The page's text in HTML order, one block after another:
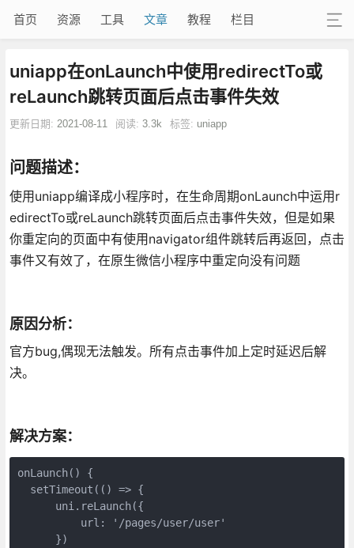
首页 资源 工具 文章 教程 栏目
uniapp在onLaunch中使用redirectTo或
reLaunch跳转页面后点击事件失效
更新日期: 2021-08-11 阅读: 3.3k 标签: uniapp
问题描述：
使用uniapp编译成小程序时，在生命周期onLaunch中运用r
edirectTo或reLaunch跳转页面后点击事件失效，但是如果
你重定向的页面中有使用navigator组件跳转后再返回，点击
事件又有效了，在原生微信小程序中重定向没有问题
原因分析：
官方bug,偶现无法触发。所有点击事件加上定时延迟后解
决。
解决方案：
onLaunch() {
  setTimeout(() => {
      uni.reLaunch({
          url: '/pages/user/user'
      })